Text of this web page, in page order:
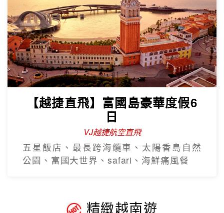
【越捷直飛】富國島豪華度假6
日
VJ越捷航空直飛
五星飯店、最長跨海纜車、太陽香島自然
公園、富國大世界、safari、海鮮痛風餐
精緻越南遊